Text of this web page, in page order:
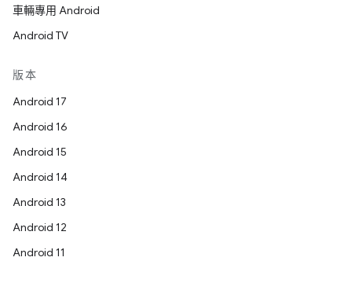
車輛專用 Android
Android TV
版本
Android 17
Android 16
Android 15
Android 14
Android 13
Android 12
Android 11